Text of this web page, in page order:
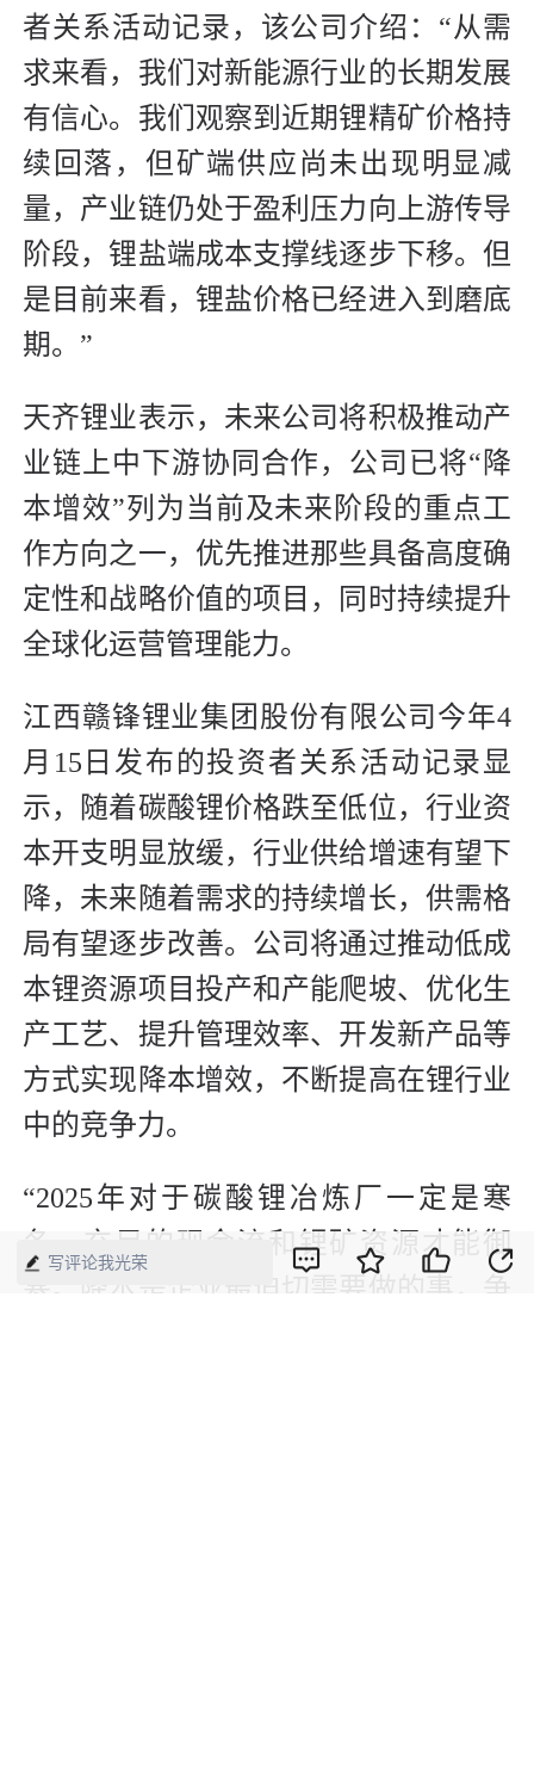
者关系活动记录，该公司介绍：“从需
求来看，我们对新能源行业的长期发展
有信心。我们观察到近期锂精矿价格持
续回落，但矿端供应尚未出现明显减
量，产业链仍处于盈利压力向上游传导
阶段，锂盐端成本支撑线逐步下移。但
是目前来看，锂盐价格已经进入到磨底
期。”
天齐锂业表示，未来公司将积极推动产
业链上中下游协同合作，公司已将“降
本增效”列为当前及未来阶段的重点工
作方向之一，优先推进那些具备高度确
定性和战略价值的项目，同时持续提升
全球化运营管理能力。
江西赣锋锂业集团股份有限公司今年4
月15日发布的投资者关系活动记录显
示，随着碳酸锂价格跌至低位，行业资
本开支明显放缓，行业供给增速有望下
降，未来随着需求的持续增长，供需格
局有望逐步改善。公司将通过推动低成
本锂资源项目投产和产能爬坡、优化生
产工艺、提升管理效率、开发新产品等
方式实现降本增效，不断提高在锂行业
中的竞争力。
“2025年对于碳酸锂冶炼厂一定是寒
冬，充足的现金流和锂矿资源才能御
寒。降本是企业最迫切需要做的事，争
写评论我光荣